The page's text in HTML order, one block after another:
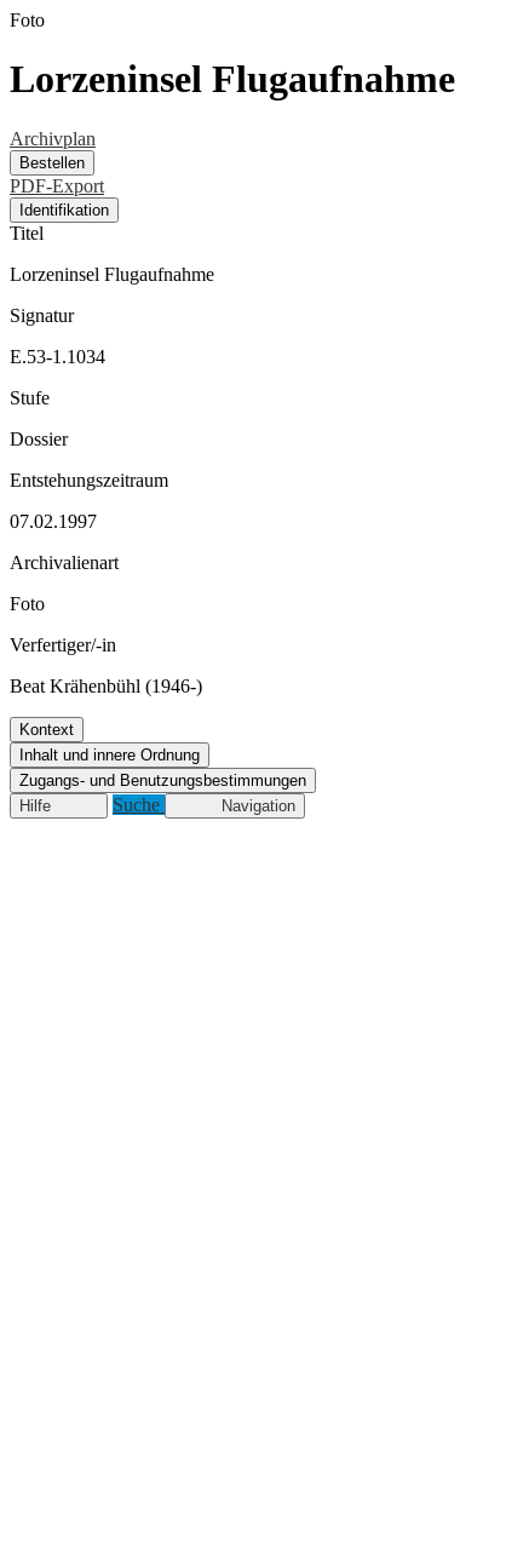
Foto
Lorzeninsel Flugaufnahme
Archivplan
Bestellen
PDF-Export
Identifikation
Titel
Lorzeninsel Flugaufnahme
Signatur
E.53-1.1034
Stufe
Dossier
Entstehungszeitraum
07.02.1997
Archivalienart
Foto
Verfertiger/-in
Beat Krähenbühl (1946-)
Kontext
Inhalt und innere Ordnung
Zugangs- und Benutzungsbestimmungen
Hilfe
Suche Navigation